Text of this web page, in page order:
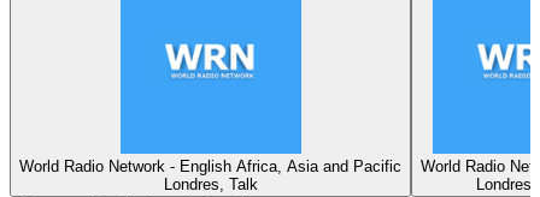
World Radio Network - English Africa, Asia and Pacific
Londres, Talk
World Radio